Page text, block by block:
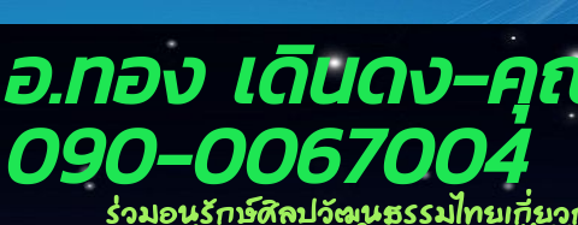
อ.ทอง เดิน
090-0067004